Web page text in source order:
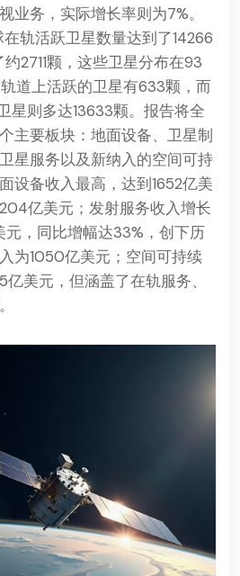
业务，实际增长率则为7%。
轨活跃卫星数量达到了14266
2711颗，这些卫星分布在93
道上活跃的卫星有633颗，而
星则多达13633颗。报告将全
主要板块：地面设备、卫星制
星服务以及新纳入的空间可持
设备收入最高，达到1652亿美
亿美元；发射服务收入增长
元，同比增幅达33%，创下历
为1050亿美元；空间可持续
美元，但涵盖了在轨服务、